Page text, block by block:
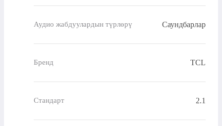
Аудио жабдуулардын түрлөрү Саундбарлар
Бренд TCL
Стандарт 2.1